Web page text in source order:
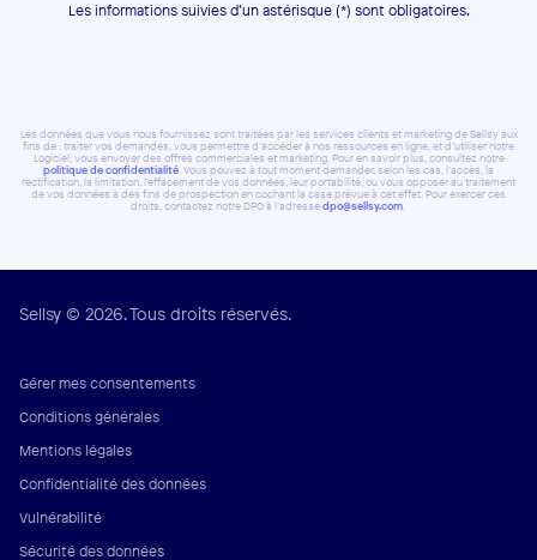
Les informations suivies d’un astérisque (*) sont obligatoires.
Les données que vous nous fournissez sont traitées par les services clients et marketing de Sellsy aux
fins de : traiter vos demandes, vous permettre d’accéder à nos ressources en ligne, et d’utiliser notre
Logiciel; vous envoyer des offres commerciales et marketing. Pour en savoir plus, consultez notre
politique de confidentialité. Vous pouvez à tout moment demander, selon les cas, l’accès, la
rectification, la limitation, l’effacement de vos données, leur portabilité, ou vous opposer au traitement
de vos données à des fins de prospection en cochant la case prévue à cet effet. Pour exercer ces
droits, contactez notre DPO à l’adressedpo@sellsy.com.
Sellsy © 2026. Tous droits réservés.
Gérer mes consentements
Conditions générales
Mentions légales
Confidentialité des données
Vulnérabilité
Sécurité des données